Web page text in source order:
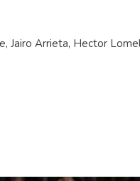
Jairo Arrieta, Hector